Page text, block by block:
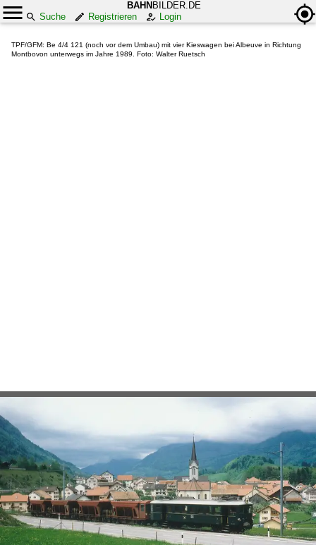
BAHN BILDER.DE
Suche
Registrieren Login
TPF/GFM: Be 4/4 121 (noch vor dem Umbau) mit vier Kieswagen bei Albeuve in Richtung
Montbovon unterwegs im Jahre 1989. Foto: Walter Ruetsch